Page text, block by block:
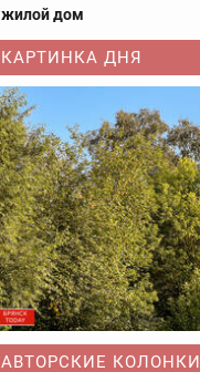
жилой дом
КАРТИНКА ДНЯ
АВТОРСКИЕ КОЛОНКИ